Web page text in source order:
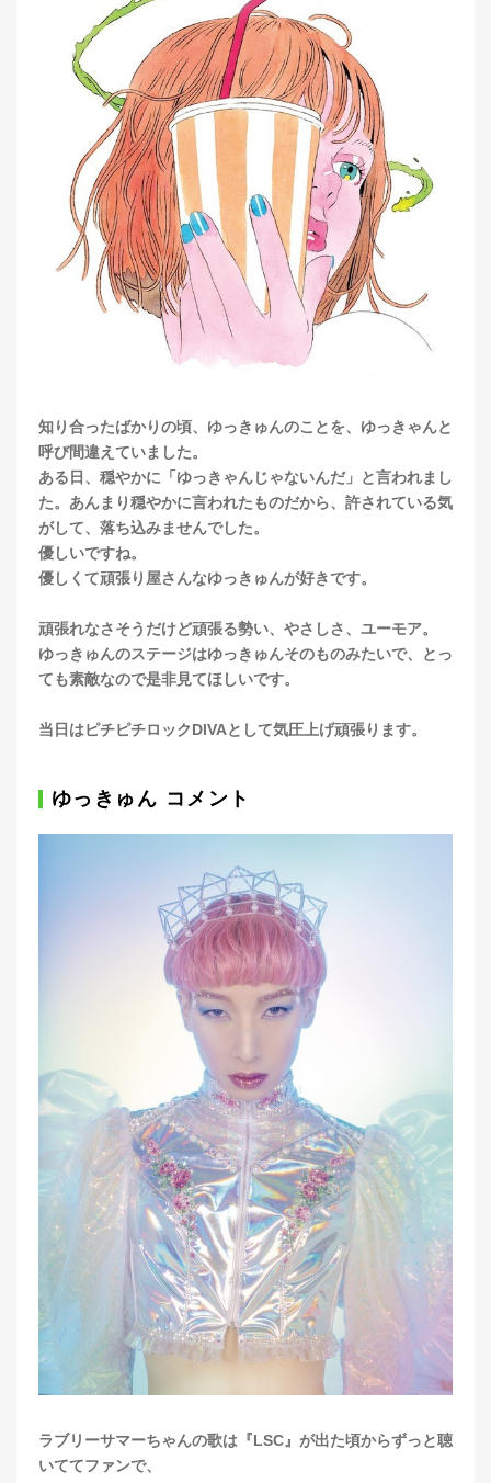
知り合ったばかりの頃、ゆっきゅんのことを、ゆっきゃんと
呼び間違えていました。
ある日、穏やかに「ゆっきゃんじゃないんだ」と言われまし
た。あんまり穏やかに言われたものだから、許されている気
がして、落ち込みませんでした。
優しいですね。
優しくて頑張り屋さんなゆっきゅんが好きです。
頑張れなさそうだけど頑張る勢い、やさしさ、ユーモア。
ゆっきゅんのステージはゆっきゅんそのものみたいで、とっ
ても素敵なので是非見てほしいです。
当日はピチピチロックDIVAとして気圧上げ頑張ります。
ゆっきゅん コメント
ラブリーサマーちゃんの歌は『LSC』が出た頃からずっと聴
いててファンで、